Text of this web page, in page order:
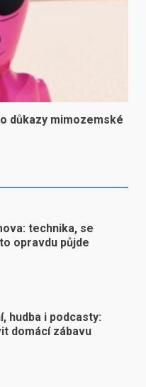
důkazy mimozemské
technika, se
opravdu půjde
hudba i podcasty:
domácí zábavu